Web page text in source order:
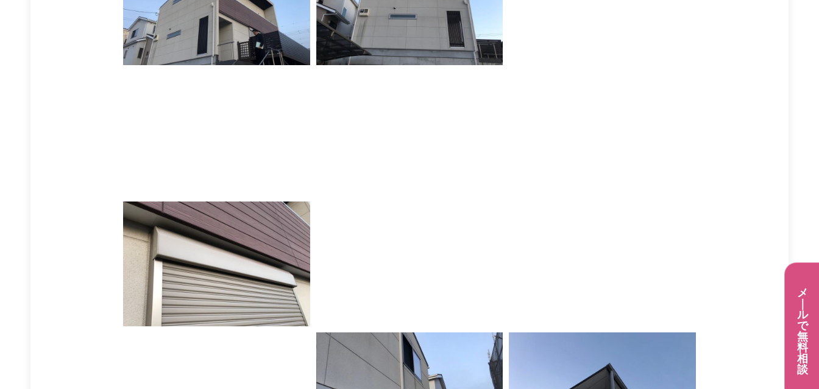
メ
ル
で
無
料
相
談